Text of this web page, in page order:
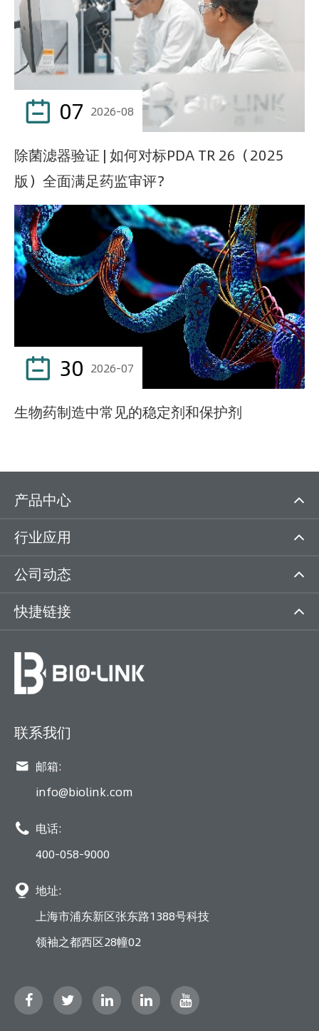
 07 2026-08
除菌滤器验证 | 如何对标PDA TR 26（2025
版）全面满足药监审评？
 30 2026-07
生物药制造中常见的稳定剂和保护剂
产品中心
行业应用
公司动态
快捷链接
联系我们
 邮箱:
info@biolink.com
 电话:
400-058-9000
 地址:
上海市浦东新区张东路1388号科技
领袖之都西区28幢02